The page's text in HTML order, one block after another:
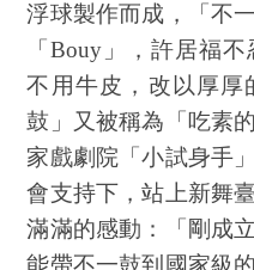
浮球製作而成，「不
「Bouy 」，許居福
不用牛皮，改以厚厚
鼓」又被稱為「吃素
家戲劇院「小試身手
會支持下，站上新舞
滿滿的感動：「剛成
能帶不一鼓到國家級